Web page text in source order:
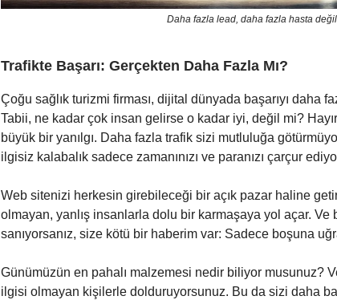
Daha fazla lead, daha fazla hasta
Trafikte Başarı: Gerçekten Daha Fazla Mı?
Çoğu sağlık turizmi firması, dijital dünyada başarıyı daha
Tabii, ne kadar çok insan gelirse o kadar iyi, değil mi?
büyük bir yanılgı. Daha fazla trafik sizi mutluluğa
ilgisiz kalabalık sadece zamanınızı ve paranızı çarçur
Web sitenizi herkesin girebileceği bir açık pazar haline
olmayan, yanlış insanlarla dolu bir karmaşaya yol açar. Ve
sanıyorsanız, size kötü bir haberim var: Sadece boşuna
Günümüzün en pahalı malzemesi nedir biliyor musunuz?
ilgisi olmayan kişilerle dolduruyorsunuz. Bu da sizi daha